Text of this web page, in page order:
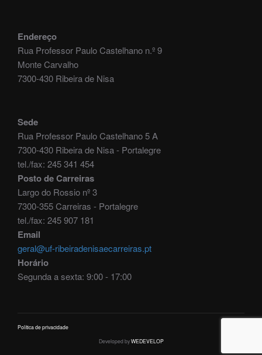
Endereço
Rua Professor Paulo Castelhano n.º 9
Monte Carvalho
7300-430 Ribeira de Nisa
Sede
Rua Professor Paulo Castelhano 5 A
7300-430 Ribeira de Nisa - Portalegre
tel./fax: 245 341 454
Posto de Carreiras
Largo do Rossio nº 3
7300-355 Carreiras - Portalegre
tel./fax: 245 907 181
Email
geral@uf-ribeiradenisaecarreiras.pt
Horário
Segunda a sexta: 9:00 - 17:00
Política de privacidade
Developed byWEDEVELOP